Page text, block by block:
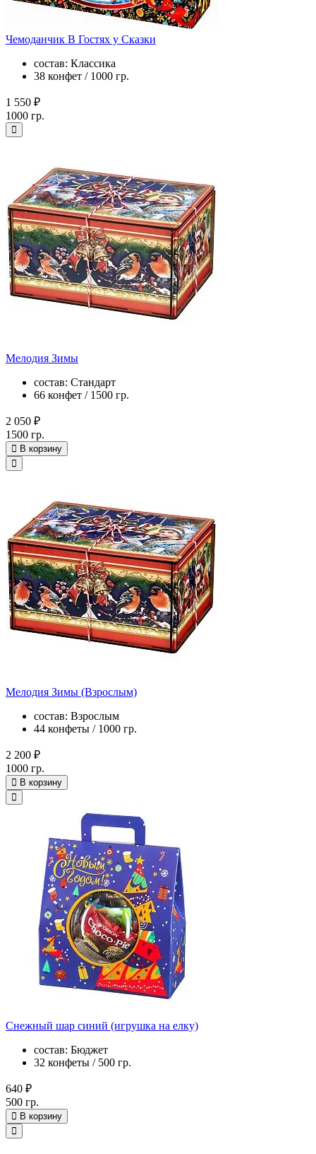
Чемоданчик В Гостях у Сказки
состав: Классика
38 конфет / 1000 гр.
1 550 ₽
1000 гр.
Мелодия Зимы
состав: Стандарт
66 конфет / 1500 гр.
2 050 ₽
1500 гр.
В корзину
Мелодия Зимы (Взрослым)
состав: Взрослым
44 конфеты / 1000 гр.
2 200 ₽
1000 гр.
В корзину
Снежный шар синий (игрушка на елку)
состав: Бюджет
32 конфеты / 500 гр.
640 ₽
500 гр.
В корзину